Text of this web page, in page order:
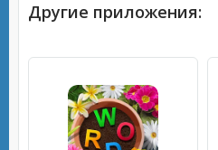
Другие приложения: